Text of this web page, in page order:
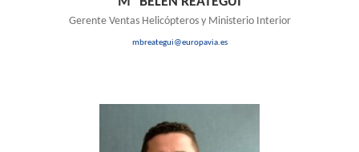
Gerente Ventas Helicópteros y Ministerio Interior
mbreategui@europavia.es